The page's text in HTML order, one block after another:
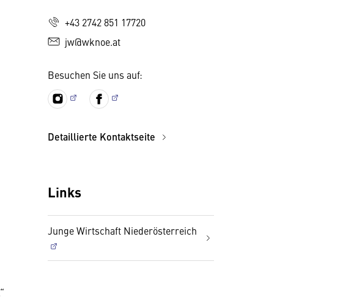
+43 2742 851 17720
jw@wknoe.at
Besuchen Sie uns auf:
Detaillierte Kontaktseite
Links
Junge Wirtschaft Niederösterreich